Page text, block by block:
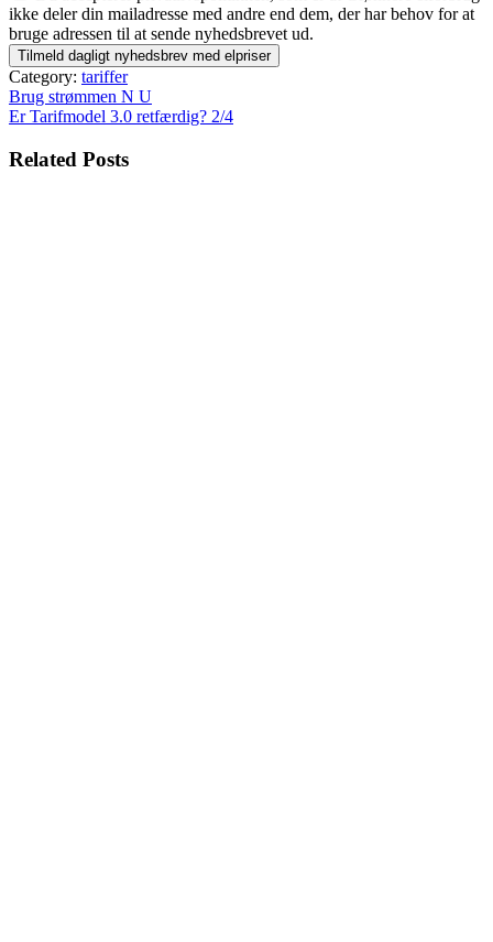
ikke deler din mailadresse med andre end dem, der har behov for at
bruge adressen til at sende nyhedsbrevet ud.
Category: tariffer
Indlægsnavigation
Brug strømmen N U
Er Tarifmodel 3.0 retfærdig? 2/4
Related Posts